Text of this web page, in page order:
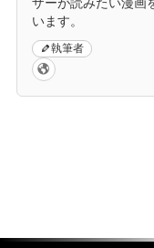
います。
執筆者